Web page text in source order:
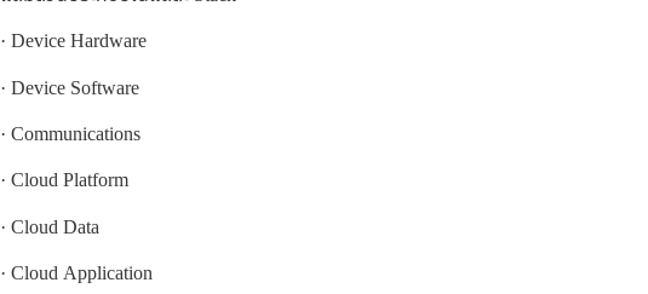
· Device Hardware
· Device Software
· Communications
· Cloud Platform
· Cloud Data
· Cloud Application